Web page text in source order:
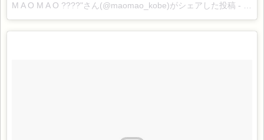
M A O M A O ????"さん(@maomao_kobe)がシェアした投稿 -